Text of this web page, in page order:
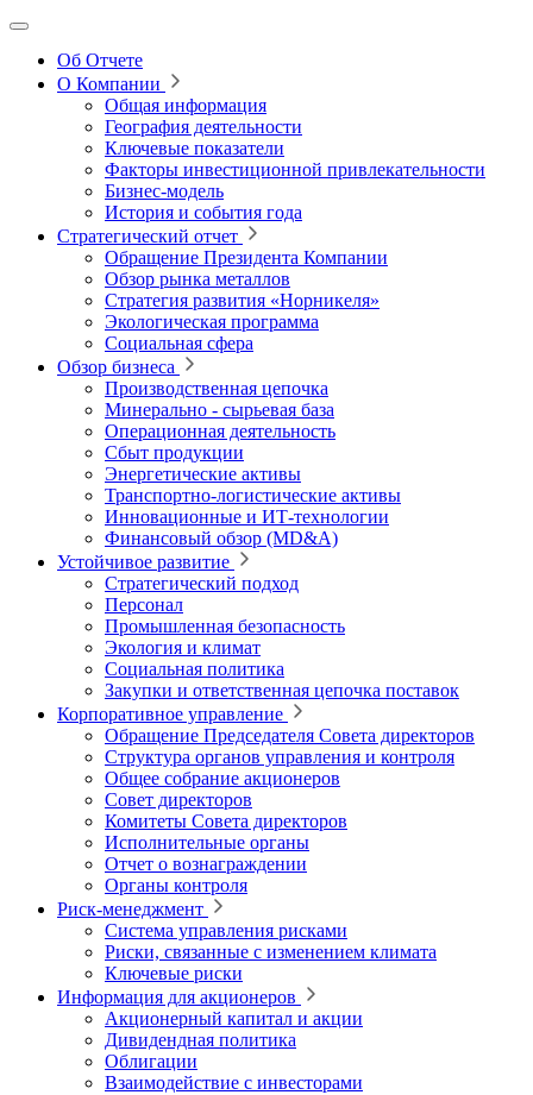
Об Отчете
О Компании
Общая информация
География деятельности
Ключевые показатели
Факторы инвестиционной привлекательности
Бизнес-модель
История и события года
Стратегический отчет
Обращение Президента Компании
Обзор рынка металлов
Стратегия развития «Норникеля»
Экологическая программа
Социальная сфера
Обзор бизнеса
Производственная цепочка
Минерально ‑ сырьевая база
Операционная деятельность
Сбыт продукции
Энергетические активы
Транспортно-логистические активы
Инновационные и ИТ‑технологии
Финансовый обзор (MD&A)
Устойчивое развитие
Стратегический подход
Персонал
Промышленная безопасность
Экология и климат
Социальная политика
Закупки и ответственная цепочка поставок
Корпоративное управление
Обращение Председателя Совета директоров
Структура органов управления и контроля
Общее собрание акционеров
Совет директоров
Комитеты Совета директоров
Исполнительные органы
Отчет о вознаграждении
Органы контроля
Риск-менеджмент
Система управления рисками
Риски, связанные с изменением климата
Ключевые риски
Информация для акционеров
Акционерный капитал и акции
Дивидендная политика
Облигации
Взаимодействие с инвесторами